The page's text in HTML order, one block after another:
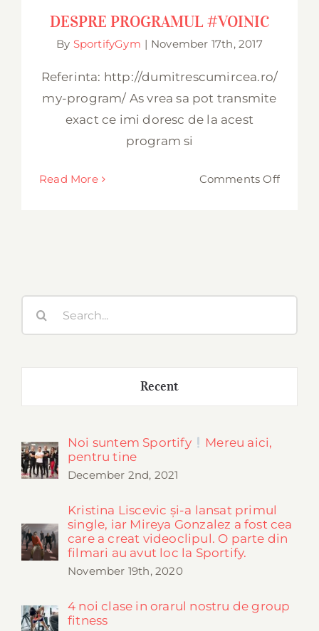
DESPRE PROGRAMUL #VOINIC
By SportifyGym | November 17th, 2017
Referinta: http://dumitrescumircea.ro/
my-program/ As vrea sa pot transmite
exact ce imi doresc de la acest
program si
Read More Comments Offon
Recent
Noi suntem Sportify
Mereu aici,
pentru tine
December 2nd, 2021
Kristina Liscevic și-a lansat primul
single, iar Mireya Gonzalez a fost cea
care a creat videoclipul. O parte din
filmari au avut loc la Sportify.
November 19th, 2020
4 noi clase in orarul nostru de group
fitness